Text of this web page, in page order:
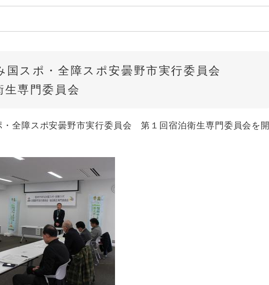
国スポ・全障スポ安曇野市実行委員会
生専門委員会
全障スポ安曇野市実行委員会 第１回宿泊衛生専門委員会を開